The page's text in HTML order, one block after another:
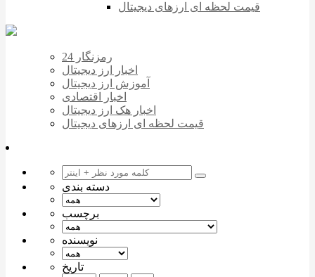
قیمت لحظه ای ارزهای دیجیتال
رمزنگار 24
اخبار ارز دیجیتال
آموزش ارز دیجیتال
اخبار اقتصادی
اخبار هک ارز دیجیتال
قیمت لحظه ای ارزهای دیجیتال
دسته بندی
برچسب
نویسنده
تاریخ